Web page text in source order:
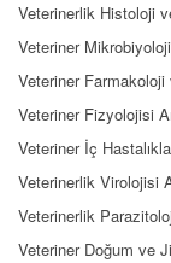
Veterinerlik Histoloji
Veteriner
Veteriner
Veteriner Fizyolojisi
Veteriner İç
Veterinerlik Virolojisi
Veterinerlik
Veteriner Doğum ve